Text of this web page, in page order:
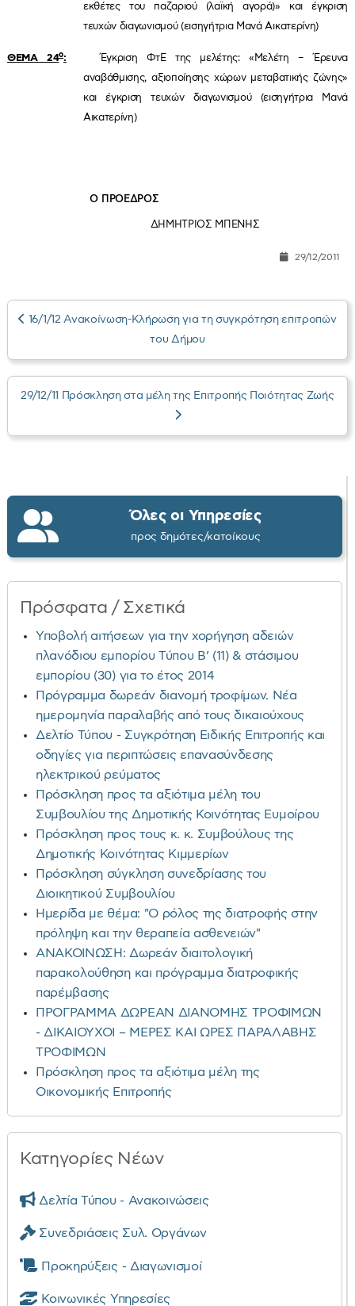
εκθέτες του παζαριού (λαϊκή αγορά)» και έγκριση
τευχών διαγωνισμού (εισηγήτρια Μανά Αικατερίνη)
ΘΕΜΑ 24ο: Έγκριση ΦτΕ της μελέτης: «Μελέτη – Έρευνα
αναβάθμισης, αξιοποίησης χώρων μεταβατικής ζώνης»
και έγκριση τευχών διαγωνισμού (εισηγήτρια Μανά
Αικατερίνη)
Ο ΠΡΟΕΔΡΟΣ
ΔΗΜΗΤΡΙΟΣ ΜΠΕΝΗΣ
29/12/2011
16/1/12 Ανακοίνωση-Κλήρωση για τη συγκρότηση επιτροπών
του Δήμου
29/12/11 Πρόσκληση στα μέλη της Επιτροπής Ποιότητας Ζωής
Όλες οι Υπηρεσίες
προς δημότες/κατοίκους
Πρόσφατα / Σχετικά
Υποβολή αιτήσεων για την χορήγηση αδειών
πλανόδιου εμπορίου Τύπου Β’ (11) & στάσιμου
εμπορίου (30) για το έτος 2014
Πρόγραμμα δωρεάν διανομή τροφίμων. Νέα
ημερομηνία παραλαβής από τους δικαιούχους
Δελτίο Τύπου - Συγκρότηση Ειδικής Επιτροπής και
οδηγίες για περιπτώσεις επανασύνδεσης
ηλεκτρικού ρεύματος
Πρόσκληση προς τα αξιότιμα μέλη του
Συμβουλίου της Δημοτικής Κοινότητας Ευμοίρου
Πρόσκληση προς τους κ. κ. Συμβούλους της
Δημοτικής Κοινότητας Κιμμερίων
Πρόσκληση σύγκληση συνεδρίασης του
Διοικητικού Συμβουλίου
Ημερίδα με θέμα: "Ο ρόλος της διατροφής στην
πρόληψη και την θεραπεία ασθενειών"
ΑΝΑΚΟΙΝΩΣΗ: Δωρεάν διαιτολογική
παρακολούθηση και πρόγραμμα διατροφικής
παρέμβασης
ΠΡΟΓΡΑΜΜΑ ΔΩΡΕΑΝ ΔΙΑΝΟΜΗΣ ΤΡΟΦΙΜΩΝ
- ΔΙΚΑΙΟΥΧΟΙ – ΜΕΡΕΣ ΚΑΙ ΩΡΕΣ ΠΑΡΑΛΑΒΗΣ
ΤΡΟΦΙΜΩΝ
Πρόσκληση προς τα αξιότιμα μέλη της
Οικονομικής Επιτροπής
Κατηγορίες Νέων
Δελτία Τύπου - Ανακοινώσεις
Συνεδριάσεις Συλ. Οργάνων
Προκηρύξεις - Διαγωνισμοί
Κοινωνικές Υπηρεσίες